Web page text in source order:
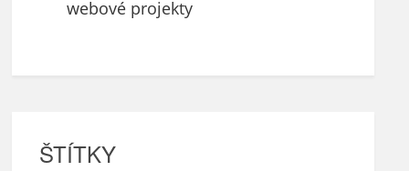
webové projekty
ŠTÍTKY